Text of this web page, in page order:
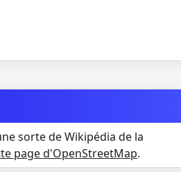
sorte de Wikipédia de la
page d'OpenStreetMap.